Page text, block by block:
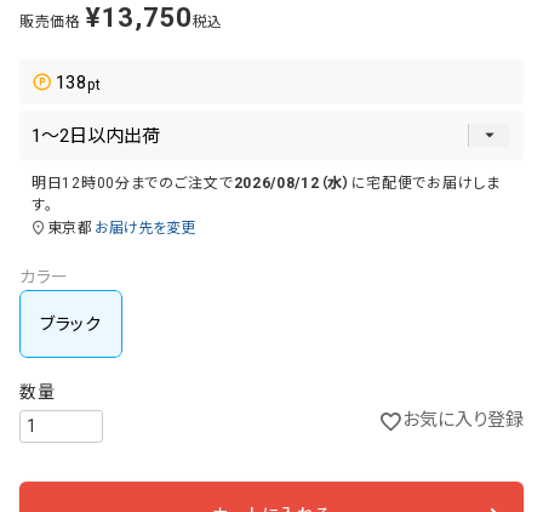
販売価格 ¥13,750税込
138
明日12時00分 までのご注文で2026/08/12（水） に宅配便でお届けしま
す。
東京都 お届け先を変更
カラー
ブラック
お気に入り登録